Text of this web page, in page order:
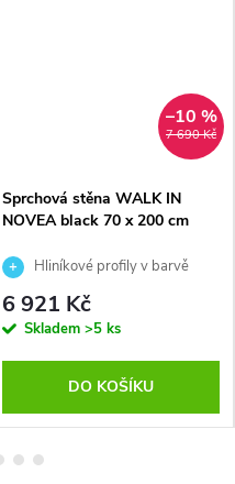
7 690 Kč
–10 %
Sprchová stěna WALK IN
NOVEA black 70 x 200 cm
Hliníkové profily v barvě
černé, sklo čiré, síla skla 8 mm
6 921 Kč
Skladem >5 ks
DO KOŠÍKU